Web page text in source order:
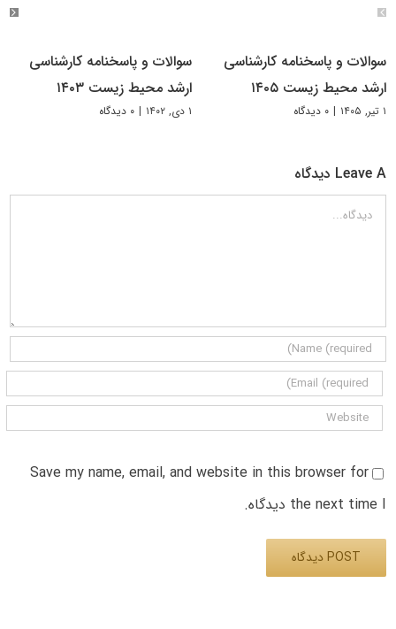
سوالات و پاسخنامه کارشناسی
ارشد محیط زیست ۱۴۰۵
۱ تیر, ۱۴۰۵ | ۰ دیدگاه
سوالات و پاسخنامه کارشناسی
ارشد محیط زیست ۱۴۰۳
۱ دی, ۱۴۰۲ | ۰ دیدگاه
Leave A دیدگاه
دیدگاه
Save my name, email, and website in this browser for
the next time I دیدگاه.